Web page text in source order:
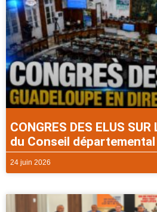
CONGRES DES ELUS
du Conseil départemental
24 juin 2026